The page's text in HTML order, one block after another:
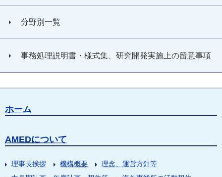
分野別一覧
事務処理説明書・様式集、研究開発実施上の留意事項
ホーム
AMEDについて
理事長挨拶 機構概要
理念、運営方針等